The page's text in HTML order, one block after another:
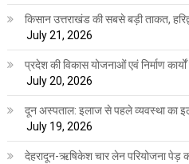
किसान उत्तराखंड की सबसे बड़ी ताकत,
July 21, 2026
प्रदेश की विकास योजनाओं एवं निर्माण
July 20, 2026
दून अस्पताल: इलाज से पहले व्यवस्था का
July 19, 2026
देहरादून-ऋषिकेश चार लेन परियोजना पेड़